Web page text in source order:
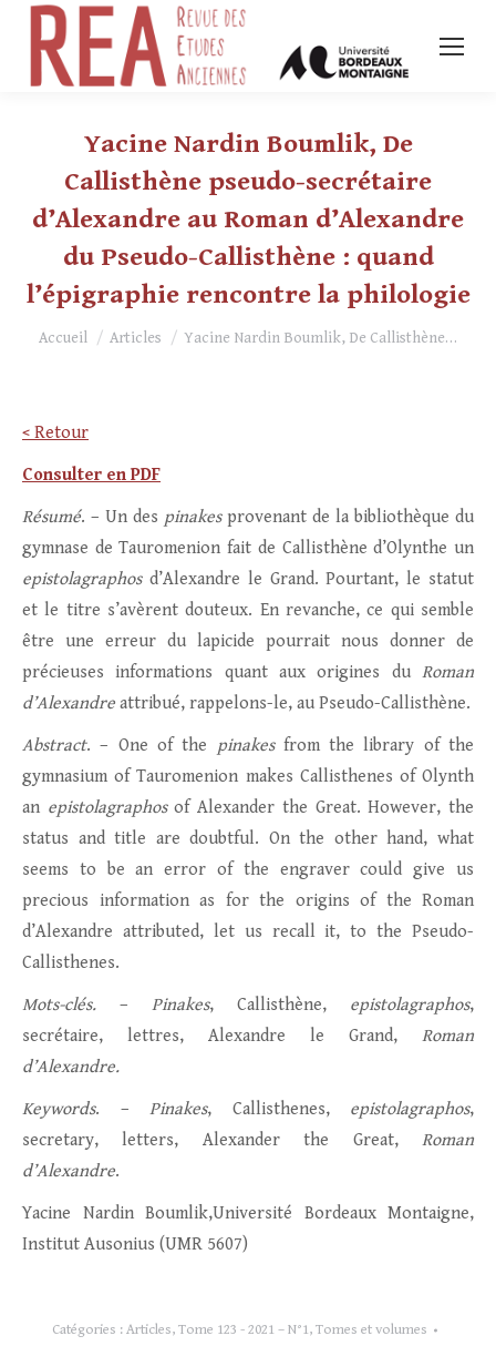
Yacine Nardin Boumlik, De
Callisthène pseudo-secrétaire
d’Alexandre au Roman d’Alexandre
du Pseudo-Callisthène : quand
l’épigraphie rencontre la philologie
Vous êtes ici :
Accueil Articles Yacine Nardin Boumlik, De Callisthène…
< Retour
Consulter en PDF
Résumé. – Un des pinakesprovenant de la bibliothèque du
gymnase de Tauromenion fait de Callisthène d’Olynthe un
epistolagraphosd’Alexandre le Grand. Pourtant, le statut
et le titre s’avèrent douteux. En revanche, ce qui semble
être une erreur du lapicide pourrait nous donner de
précieuses informations quant aux origines du Roman
d’Alexandre attribué, rappelons-le, au Pseudo-Callisthène.
Abstract. – One of the pinakesfrom the library of the
gymnasium of Tauromenion makes Callisthenes of Olynth
an epistolagraphosof Alexander the Great. However, the
status and title are doubtful. On the other hand, what
seems to be an error of the engraver could give us
precious information as for the origins of the Roman
d’Alexandre attributed, let us recall it, to the Pseudo-
Callisthenes.
Mots-clés. – Pinakes, Callisthène, epistolagraphos,
secrétaire, lettres, Alexandre le Grand, Roman
d’Alexandre.
Keywords. – Pinakes, Callisthenes, epistolagraphos,
secretary, letters, Alexander the Great, Roman
d’Alexandre.
Yacine Nardin Boumlik,Université Bordeaux Montaigne,
Institut Ausonius (UMR 5607)
Catégories : Articles, Tome 123 - 2021 – N°1, Tomes et volumes